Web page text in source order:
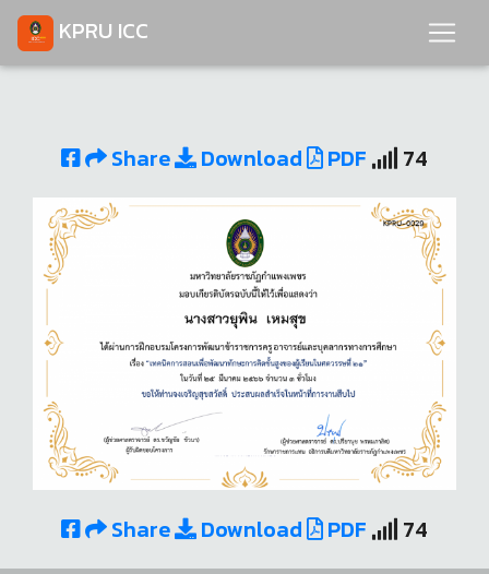
KPRU ICC
Share Download PDF 74
Share Download PDF 74